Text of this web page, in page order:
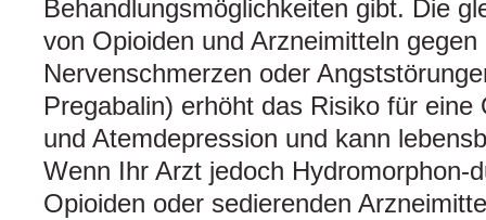
Behandlungsmöglichkeiten gibt. Die
von Opioiden und Arzneimitteln gegen
Nervenschmerzen oder
Pregabalin) erhöht das Risiko für eine
und Atemdepression und kann
Wenn Ihr Arzt jedoch Hydromorphon-
Opioiden oder sedierenden